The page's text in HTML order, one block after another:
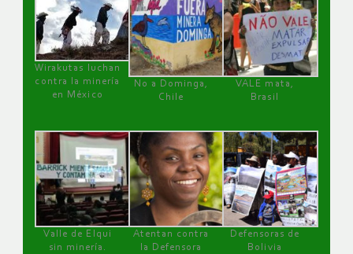
Wirakutas luchan
contra la minería
en México
No a Dominga,
Chile
VALE mata,
Brasil
Valle de Elqui
sin minería.
Atentan contra
la Defensora
Defensoras de
Bolivia